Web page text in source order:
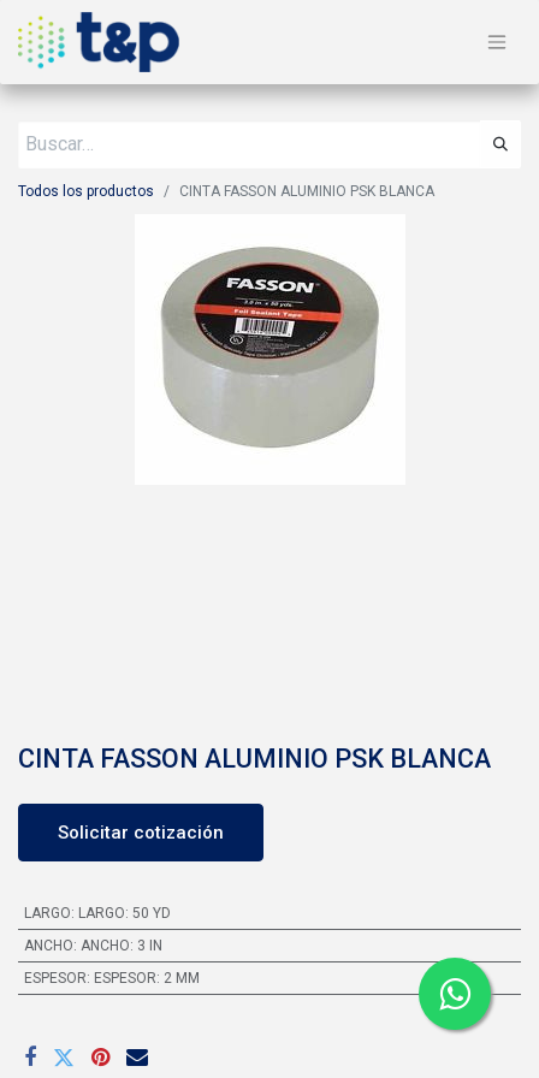
Todos los productos CINTA FASSON ALUMINIO PSK BLANCA
CINTA FASSON ALUMINIO PSK BLANCA
Solicitar cotización
LARGO: LARGO: 50 YD
ANCHO: ANCHO: 3 IN
ESPESOR: ESPESOR: 2 MM